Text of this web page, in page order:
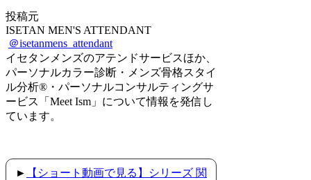
投稿元
ISETAN MEN'S ATTENDANT
＠isetanmens_attendant
イセタンメンズのアテンドサービスほか、
パーソナルカラー診断・メンズ骨格スタイ
ル分析®︎・パーソナルコンサルティングサ
ービス「Meet Ism」について情報を発信し
ています。
►
【ショート動画で見る】シリーズ 関